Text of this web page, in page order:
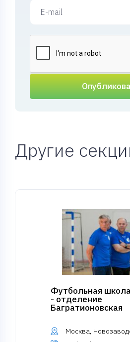
Другие
Футбольная
- отделение
Багратионовская
Москва,